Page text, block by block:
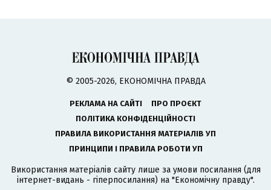
© 2005-2026, ЕКОНОМІЧНА ПРАВДА
РЕКЛАМА НА САЙТІ
ПРО ПРОЄКТ
ПОЛІТИКА КОНФІДЕНЦІЙНОСТІ
ПРАВИЛА ВИКОРИСТАННЯ МАТЕРІАЛІВ УП
ПРИНЦИПИ І ПРАВИЛА РОБОТИ УП
Використання матеріалів сайту лише за умови посилання (для
інтернет-видань - гіперпосилання) на "Економічну правду".